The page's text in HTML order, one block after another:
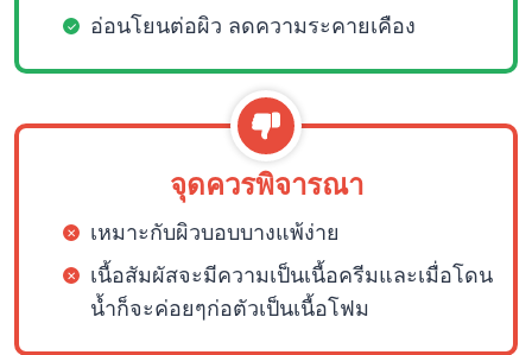
อ่อนโยนต่อผิว ลดความระคายเคือง
จุดควรพิจารณา
เหมาะกับผิวบอบบางแพ้ง่าย
เนื้อสัมผัสจะมีความเป็นเนื้อครีมและเมื่อโดน
น้ำก็จะค่อยๆก่อตัวเป็นเนื้อโฟม